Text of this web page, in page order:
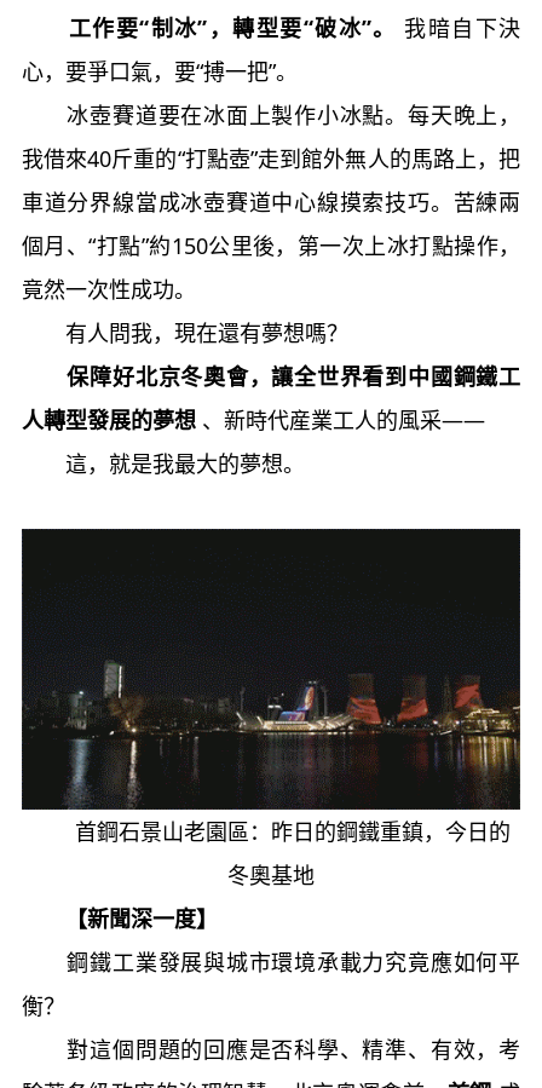
工作要“制冰”，轉型要“破冰”。
我暗自下決
心，要爭口氣，要“搏一把”。
冰壺賽道要在冰面上製作小冰點。每天晚上，
我借來40斤重的“打點壺”走到館外無人的馬路上，把
車道分界線當成冰壺賽道中心線摸索技巧。苦練兩
個月、“打點”約150公里後，第一次上冰打點操作，
竟然一次性成功。
有人問我，現在還有夢想嗎？
保障好北京冬奧會，讓全世界看到中國鋼鐵工
人轉型發展的夢想、新時代産業工人的風采——
這，就是我最大的夢想。
首鋼石景山老園區：昨日的鋼鐵重鎮，今日的
冬奧基地
【新聞深一度】
鋼鐵工業發展與城市環境承載力究竟應如何平
衡？
對這個問題的回應是否科學、精準、有效，考